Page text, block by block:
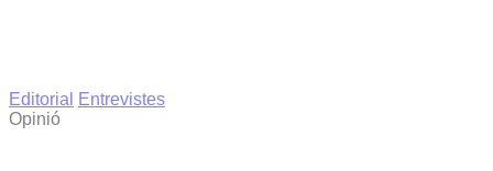
Editorial
Entrevistes
Opinió